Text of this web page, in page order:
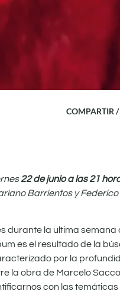
COMPARTIR
22 de junio a las 21
Barrientos y
durante la ultima semana
es el resultado de la
por la
la obra de Marcelo
con las